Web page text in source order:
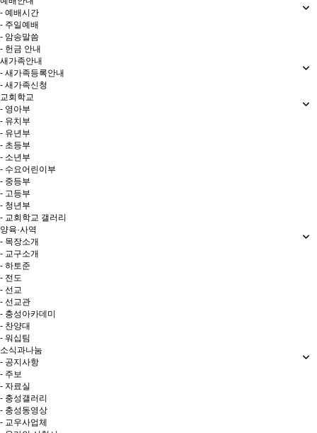
- 예배시간
- 주일예배
- 암송말씀
- 헌금 안내
새가족안내
- 새가족등록안내
- 새가족신청
교회학교
- 영아부
- 유치부
- 유년부
- 초등부
- 소년부
- 수요어린이부
- 중등부
- 고등부
- 청년부
- 교회학교 갤러리
양육·사역
- 목장소개
- 교구소개
- 하토준
- 전도
- 선교
- 선교관
- 충성아카데미
- 찬양대
- 워십팀
소식과나눔
- 공지사항
- 주보
- 자료실
- 충성갤러리
- 충성동영상
- 교우사업체